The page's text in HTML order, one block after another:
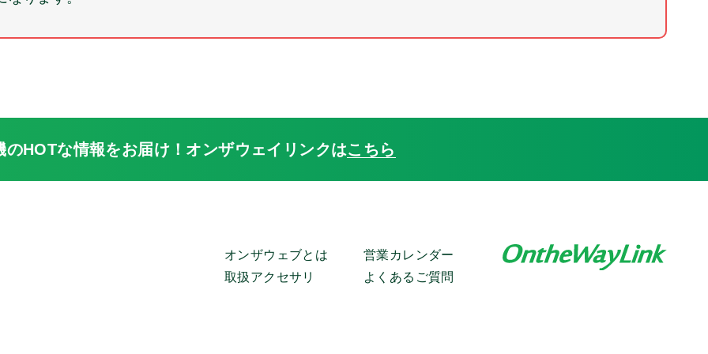
のHOTな情報をお届け！ オンザウェイリンクはこちら
オンザウェブとは
取扱アクセサリ
営業カレンダー
よくあるご質問